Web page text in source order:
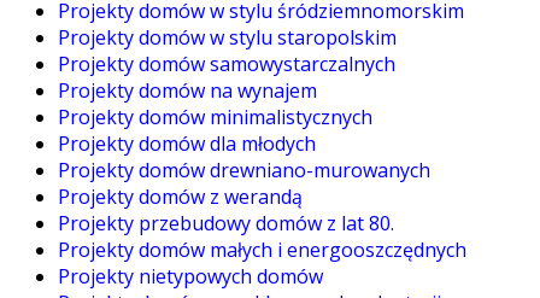
Projekty domów w stylu śródziemnomorskim
Projekty domów w stylu staropolskim
Projekty domów samowystarczalnych
Projekty domów na wynajem
Projekty domów minimalistycznych
Projekty domów dla młodych
Projekty domów drewniano-murowanych
Projekty domów z werandą
Projekty przebudowy domów z lat 80.
Projekty domów małych i energooszczędnych
Projekty nietypowych domów